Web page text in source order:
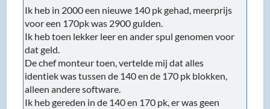
Ik heb in 2000 een nieuwe 140 pk gehad, meerprijs
voor een 170pk was 2900 gulden.
Ik heb toen lekker leer en ander spul genomen voor
dat geld.
De chef monteur toen, vertelde mij dat alles
identiek was tussen de 140 en de 170 pk blokken,
alleen andere software.
Ik heb gereden in de 140 en 170 pk, er was geen